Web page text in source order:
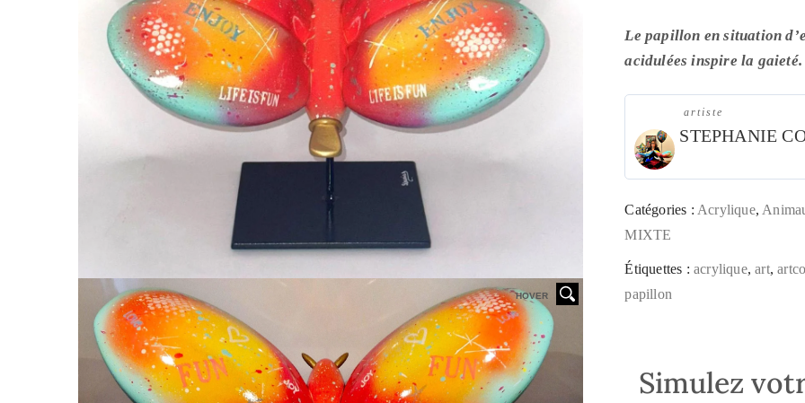
HOVER
Le papillon en situation
acidulées inspire la gaieté.
artiste
STEPHANIE
Catégories : Acrylique,
MIXTE
Étiquettes :acrylique,art,
papillon
Simulez